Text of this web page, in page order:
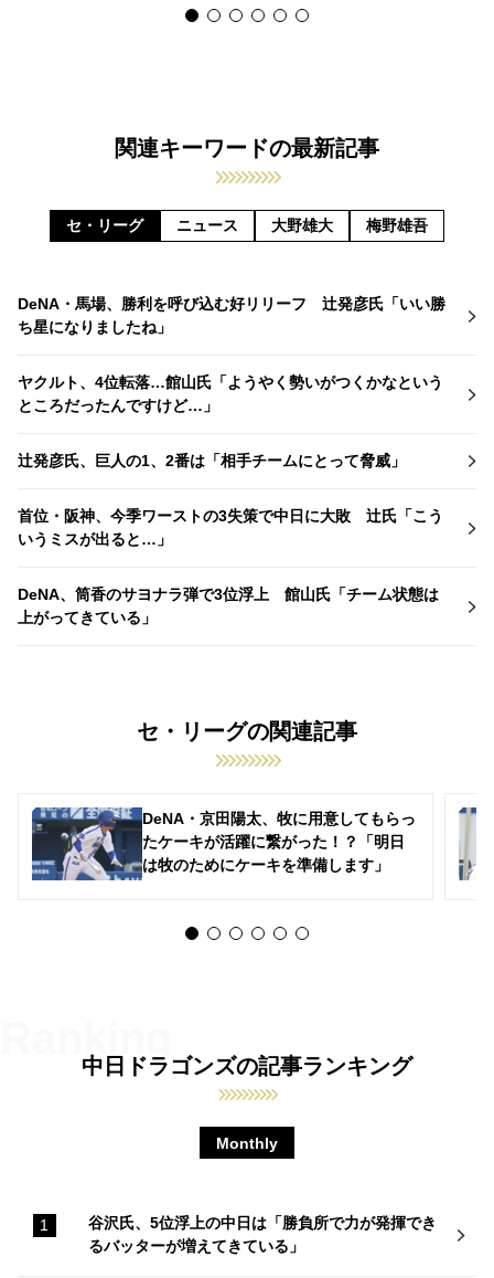
関連キーワードの最新記事
セ・リーグ ニュース 大野雄大 梅野雄吾
DeNA・馬場、勝利を呼び込む好リリーフ 辻発彦氏「いい勝
ち星になりましたね」
ヤクルト、4位転落…館山氏「ようやく勢いがつくかなという
ところだったんですけど…」
辻発彦氏、巨人の1、2番は「相手チームにとって脅威」
首位・阪神、今季ワーストの3失策で中日に大敗 辻氏「こう
いうミスが出ると…」
DeNA、筒香のサヨナラ弾で3位浮上 館山氏「チーム状態は
上がってきている」
セ・リーグの関連記事
DeNA・京田陽太、牧に用意してもらっ
たケーキが活躍に繋がった！？「明日
は牧のためにケーキを準備します」
中日ドラゴンズの記事ランキング
Monthly
谷沢氏、5位浮上の中日は「勝負所で力が発揮でき
るバッターが増えてきている」